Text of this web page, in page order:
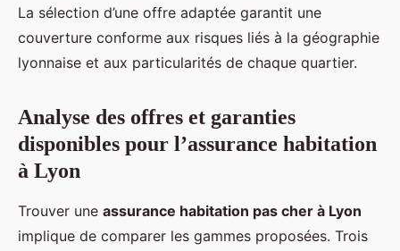
La sélection d’une offre adaptée garantit une
couverture conforme aux risques liés à la géographie
lyonnaise et aux particularités de chaque quartier.
Analyse des offres et garanties
disponibles pour l’assurance habitation
à Lyon
Trouver une assurance habitation pas cher à Lyon
implique de comparer les gammes proposées. Trois